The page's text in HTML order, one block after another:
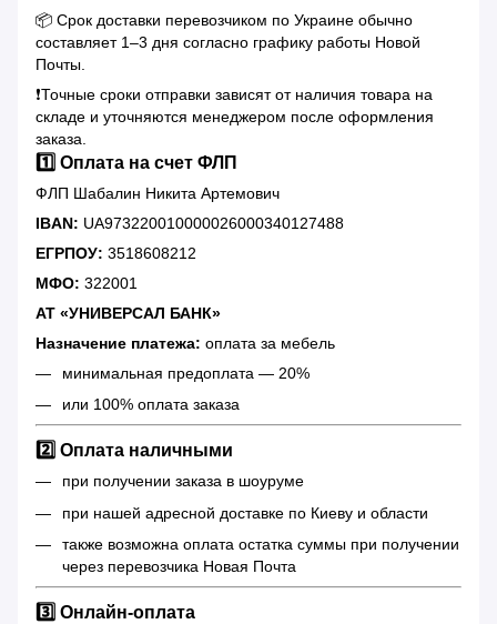
📦 Срок доставки перевозчиком по Украине обычно
составляет 1–3 дня согласно графику работы Новой
Почты.
❗️Точные сроки отправки зависят от наличия товара на
складе и уточняются менеджером после оформления
заказа.
1️⃣ Оплата на счет ФЛП
ФЛП Шабалин Никита Артемович
IBAN: UA973220010000026000340127488
ЕГРПОУ: 3518608212
МФО: 322001
АТ «УНИВЕРСАЛ БАНК»
Назначение платежа: оплата за мебель
минимальная предоплата — 20%
или 100% оплата заказа
2️⃣ Оплата наличными
при получении заказа в шоуруме
при нашей адресной доставке по Киеву и области
также возможна оплата остатка суммы при получении
через перевозчика Новая Почта
3️⃣ Онлайн-оплата